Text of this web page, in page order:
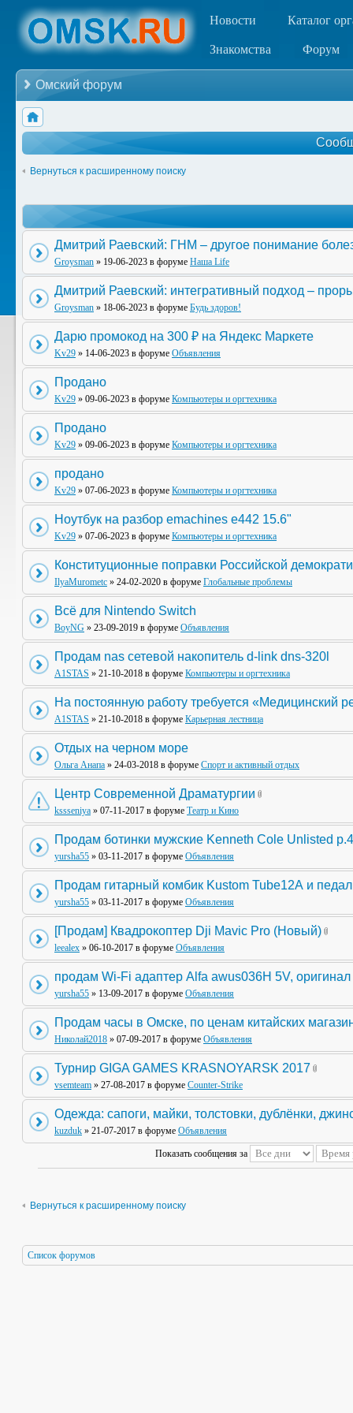
Новости Каталог
Знакомства Форум
Омский форум
Вернуться к расширенному поиску
Дмитрий Раевский: ГНМ – другое понимание
Groysman » 19-06-2023 в форуме Наша Life
Дмитрий Раевский: интегративный подход –
Groysman » 18-06-2023 в форуме Будь здоров!
Дарю промокод на 300 ₽ на Яндекс Маркете
Kv29 » 14-06-2023 в форуме Объявления
Продано
Kv29 » 09-06-2023 в форуме Компьютеры и оргтехника
Продано
Kv29 » 09-06-2023 в форуме Компьютеры и оргтехника
продано
Kv29 » 07-06-2023 в форуме Компьютеры и оргтехника
Ноутбук на разбор emachines e442 15.6"
Kv29 » 07-06-2023 в форуме Компьютеры и оргтехника
Конституционные поправки Российской
IlyaMurometc » 24-02-2020 в форуме Глобальные проблемы
Всё для Nintendo Switch
BoyNG » 23-09-2019 в форуме Объявления
Продам nas сетевой накопитель d-link dns-320l
A1STAS » 21-10-2018 в форуме Компьютеры и оргтехника
На постоянную работу требуется «Медицинский
A1STAS » 21-10-2018 в форуме Карьерная лестница
Отдых на черном море
Ольга Анапа » 24-03-2018 в форуме Спорт и активный отдых
Центр Современной Драматургии
kssseniya » 07-11-2017 в форуме Театр и Кино
Продам ботинки мужские Kenneth Cole Unlisted
yursha55 » 03-11-2017 в форуме Объявления
Продам гитарный комбик Kustom Tube12А и
yursha55 » 03-11-2017 в форуме Объявления
[Продам] Квадрокоптер Dji Mavic Pro (Новый)
leealex » 06-10-2017 в форуме Объявления
продам Wi-Fi адаптер Alfa awus036H 5V, оригинал
yursha55 » 13-09-2017 в форуме Объявления
Продам часы в Омске, по ценам китайских
Николай2018 » 07-09-2017 в форуме Объявления
Турнир GIGA GAMES KRASNOYARSK 2017
vsemteam » 27-08-2017 в форуме Counter-Strike
Одежда: сапоги, майки, толстовки, дублёнки,
kuzduk » 21-07-2017 в форуме Объявления
Показать сообщения за
Вернуться к расширенному поиску
Список форумов